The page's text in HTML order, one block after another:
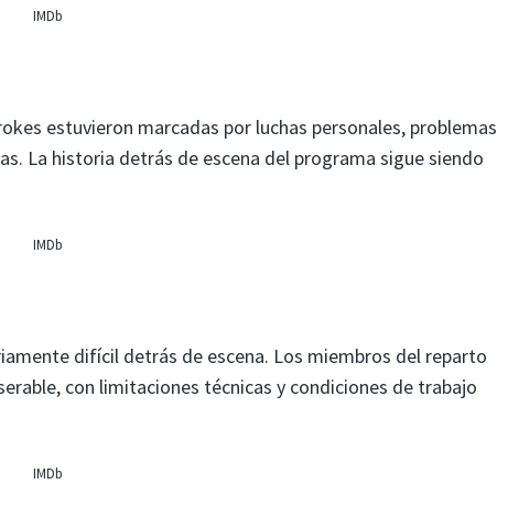
IMDb
estuvieron marcadas por luchas personales, problemas
La historia detrás de escena del programa sigue siendo
IMDb
difícil detrás de escena. Los miembros del reparto
con limitaciones técnicas y condiciones de trabajo
IMDb